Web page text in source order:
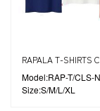
RAPALA T-SHIRTS
Model:RAP-T/CLS-
Size:S/M/L/XL